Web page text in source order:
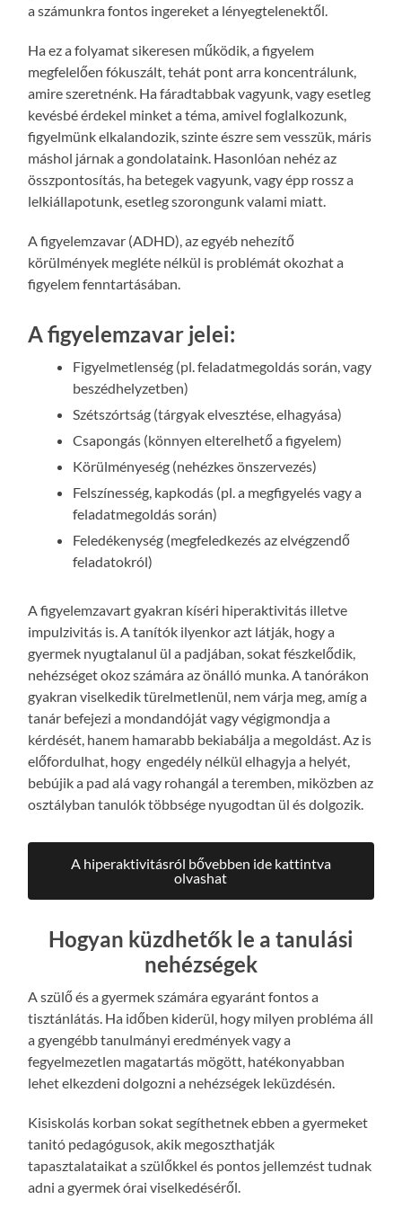
a számunkra fontos ingereket a lényegtelenektől.
Ha ez a folyamat sikeresen működik, a figyelem
megfelelően fókuszált, tehát pont arra koncentrálunk,
amire szeretnénk. Ha fáradtabbak vagyunk, vagy esetleg
kevésbé érdekel minket a téma, amivel foglalkozunk,
figyelmünk elkalandozik, szinte észre sem vesszük, máris
máshol járnak a gondolataink. Hasonlóan nehéz az
összpontosítás, ha betegek vagyunk, vagy épp rossz a
lelkiállapotunk, esetleg szorongunk valami miatt.
A figyelemzavar (ADHD), az egyéb nehezítő
körülmények megléte nélkül is problémát okozhat a
figyelem fenntartásában.
A figyelemzavar jelei:
Figyelmetlenség (pl. feladatmegoldás során, vagy
beszédhelyzetben)
Szétszórtság (tárgyak elvesztése, elhagyása)
Csapongás (könnyen elterelhető a figyelem)
Körülményeség (nehézkes önszervezés)
Felszínesség, kapkodás (pl. a megfigyelés vagy a
feladatmegoldás során)
Feledékenység (megfeledkezés az elvégzendő
feladatokról)
A figyelemzavart gyakran kíséri hiperaktivitás illetve
impulzivitás is. A tanítók ilyenkor azt látják, hogy a
gyermek nyugtalanul ül a padjában, sokat fészkelődik,
nehézséget okoz számára az önálló munka. A tanórákon
gyakran viselkedik türelmetlenül, nem várja meg, amíg a
tanár befejezi a mondandóját vagy végigmondja a
kérdését, hanem hamarabb bekiabálja a megoldást. Az is
előfordulhat, hogy engedély nélkül elhagyja a helyét,
bebújik a pad alá vagy rohangál a teremben, miközben az
osztályban tanulók többsége nyugodtan ül és dolgozik.
A hiperaktivitásról bővebben ide kattintva
olvashat
Hogyan küzdhetők le a tanulási
nehézségek
A szülő és a gyermek számára egyaránt fontos a
tisztánlátás. Ha időben kiderül, hogy milyen probléma áll
a gyengébb tanulmányi eredmények vagy a
fegyelmezetlen magatartás mögött, hatékonyabban
lehet elkezdeni dolgozni a nehézségek leküzdésén.
Kisiskolás korban sokat segíthetnek ebben a gyermeket
tanitó pedagógusok, akik megoszthatják
tapasztalataikat a szülőkkel és pontos jellemzést tudnak
adni a gyermek órai viselkedéséről.